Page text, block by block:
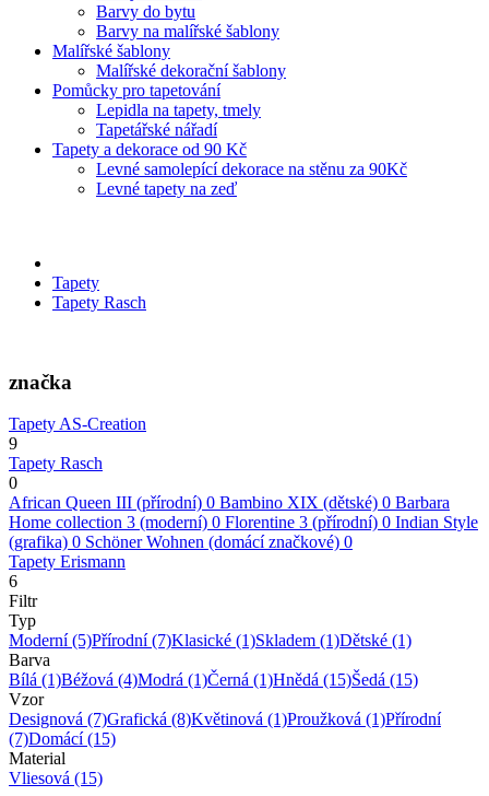
Barvy do bytu
Barvy na malířské šablony
Malířské šablony
Malířské dekorační šablony
Pomůcky pro tapetování
Lepidla na tapety, tmely
Tapetářské nářadí
Tapety a dekorace od 90 Kč
Levné samolepící dekorace na stěnu za 90Kč
Levné tapety na zeď
Tapety
Tapety Rasch
značka
Tapety AS-Creation
9
Tapety Rasch
0
African Queen III (přírodní) 0 Bambino XIX (dětské) 0 Barbara
Home collection 3 (moderní) 0 Florentine 3 (přírodní) 0 Indian Style
(grafika) 0 Schöner Wohnen (domácí značkové) 0
Tapety Erismann
6
Filtr
Typ
Moderní(5)Přírodní(7)Klasické (1)Skladem (1)Dětské (1)
Barva
Bílá (1)Béžová (4)Modrá (1)Černá (1)Hnědá (15)Šedá (15)
Vzor
Designová (7)Grafická (8)Květinová (1)Proužková (1)Přírodní
(7)Domácí(15)
Material
Vliesová (15)